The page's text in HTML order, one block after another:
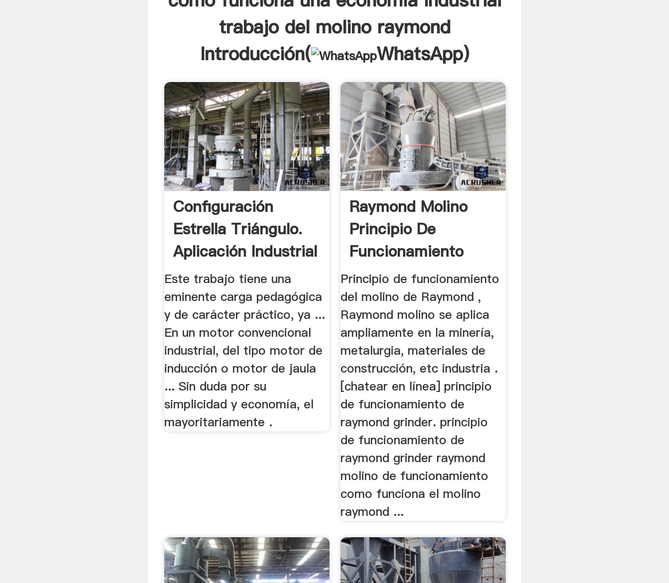
trabajo del molino raymond
Introducción(
WhatsApp)
Configuración
Estrella Triángulo.
Aplicación Industrial
Este trabajo tiene una
eminente carga pedagógica
y de carácter práctico, ya ...
En un motor convencional
industrial, del tipo motor de
inducción o motor de jaula
... Sin duda por su
simplicidad y economía, el
mayoritariamente .
Raymond Molino
Principio De
Funcionamiento
Principio de funcionamiento
del molino de Raymond ,
Raymond molino se aplica
ampliamente en la minería,
metalurgia, materiales de
construcción, etc industria .
[chatear en línea] principio
de funcionamiento de
raymond grinder. principio
de funcionamiento de
raymond grinder raymond
molino de funcionamiento
como funciona el molino
raymond ...